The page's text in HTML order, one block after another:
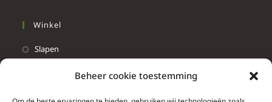
Beheer cookie toestemming
Winkel
Slapen